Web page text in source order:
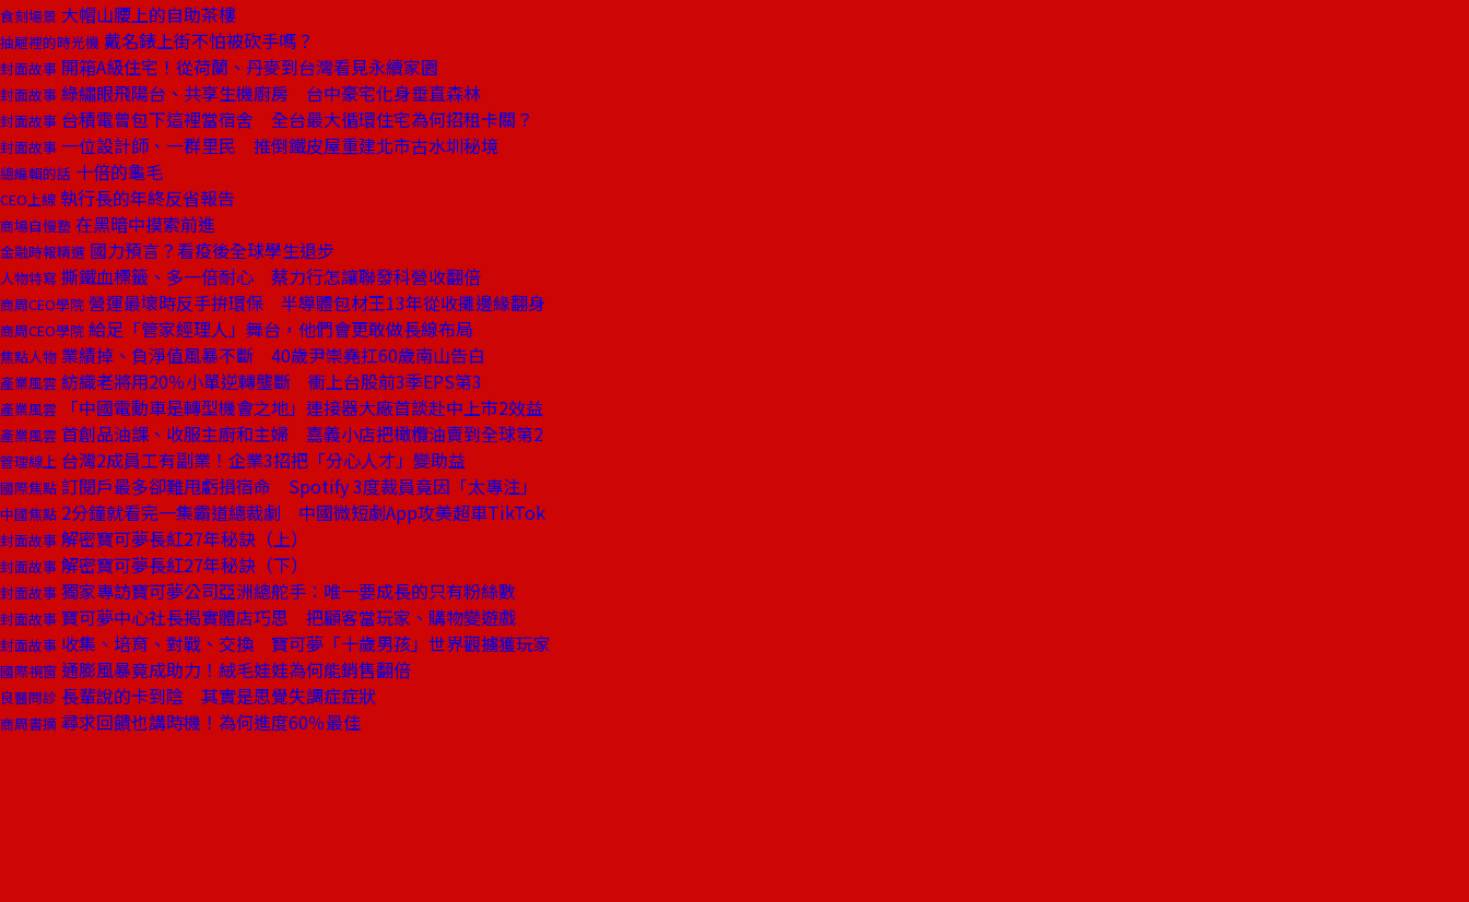
食刻場景 大帽山腰上的自助茶樓
抽屜裡的時光機 戴名錶上街不怕被砍手嗎？
封面故事 開箱A級住宅！從荷蘭、丹麥到台灣看見永續家園
封面故事 綠繡眼飛陽台、共享生機廚房 台中豪宅化身垂直森林
封面故事 台積電曾包下這裡當宿舍 全台最大循環住宅為何招租卡關？
封面故事 一位設計師、一群里民 推倒鐵皮屋重建北市古水圳秘境
總編輯的話 十倍的龜毛
CEO上線 執行長的年終反省報告
商場自慢塾 在黑暗中摸索前進
金融時報精選 國力預言？看疫後全球學生退步
人物特寫 撕鐵血標籤、多一倍耐心 蔡力行怎讓聯發科營收翻倍
商周CEO學院 營運最壞時反手拚環保 半導體包材王13年從收攤邊緣翻身
商周CEO學院 給足「管家經理人」舞台，他們會更敢做長線布局
焦點人物 業績掉、負淨值風暴不斷 40歲尹崇堯扛60歲南山告白
產業風雲 紡織老將用20％小單逆轉壟斷 衝上台股前3季EPS第3
產業風雲 「中國電動車是轉型機會之地」連接器大廠首談赴中上市2效益
產業風雲 首創品油課、收服主廚和主婦 嘉義小店把橄欖油賣到全球第2
管理線上 台灣2成員工有副業！企業3招把「分心人才」變助益
國際焦點 訂閱戶最多卻難甩虧損宿命 Spotify 3度裁員竟因「太專注」
中國焦點 2分鐘就看完一集霸道總裁劇 中國微短劇App攻美超車TikTok
封面故事 解密寶可夢長紅27年秘訣（上）
封面故事 解密寶可夢長紅27年秘訣（下）
封面故事 獨家專訪寶可夢公司亞洲總舵手：唯一要成長的只有粉絲數
封面故事 寶可夢中心社長揭實體店巧思 把顧客當玩家、購物變遊戲
封面故事 收集、培育、對戰、交換 寶可夢「十歲男孩」世界觀擄獲玩家
國際視窗 通膨風暴竟成助力！絨毛娃娃為何能銷售翻倍
良醫問診 長輩說的卡到陰 其實是思覺失調症症狀
商周書摘 尋求回饋也講時機！為何進度60％最佳